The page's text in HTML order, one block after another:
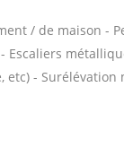
/ de maison -
Escaliers
etc) - Surélévation